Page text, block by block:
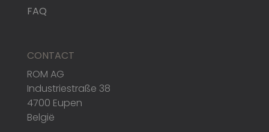
FAQ
CONTACT
ROM AG
Industriestraße 38
4700 Eupen
België